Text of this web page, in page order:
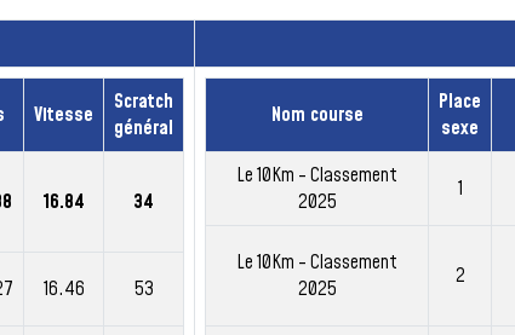
Vitesse
Scratch
général
16.84 34
16.46 53
Nom course
Place
sexe
Le 10Km - Classement
2025
1
Le 10Km - Classement
2025
2